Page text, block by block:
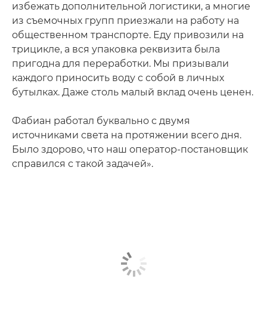
избежать дополнительной логистики, а многие
из съемочных групп приезжали на работу на
общественном транспорте. Еду привозили на
трицикле, а вся упаковка реквизита была
пригодна для переработки. Мы призывали
каждого приносить воду с собой в личных
бутылках. Даже столь малый вклад очень ценен.
Фабиан работал буквально с двумя
источниками света на протяжении всего дня.
Было здорово, что наш оператор-постановщик
справился с такой задачей».